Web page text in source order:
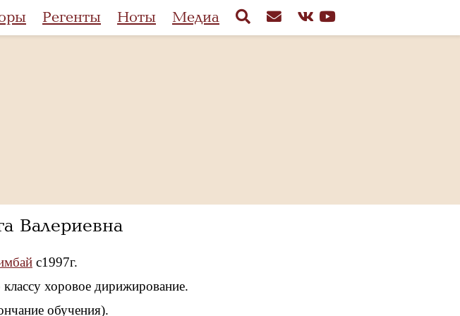
Регенты Ноты Медиа
Валериевна
с1997г.
хоровое дирижирование.
обучения).